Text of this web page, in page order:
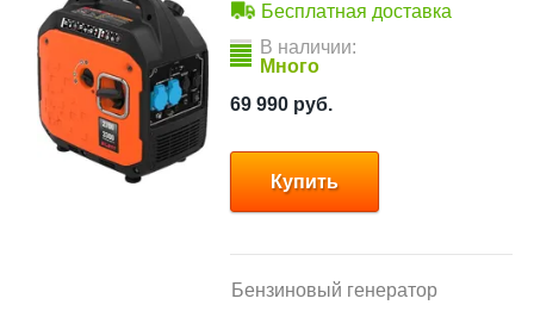
Бесплатная доставка
В наличии:
Много
69 990 руб.
Купить
Бензиновый генератор